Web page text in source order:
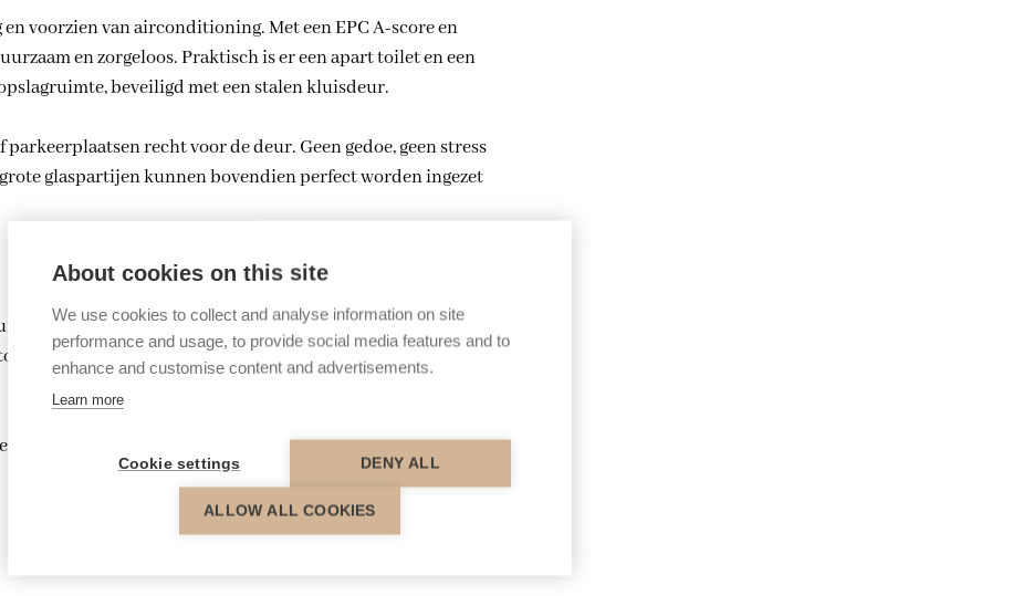
voorzien van airconditioning. Met een EPC A-score en
en zorgeloos. Praktisch is er een apart toilet en een
beveiligd met een stalen kluisdeur.
recht voor de deur. Geen gedoe, geen stress
glaspartijen kunnen bovendien perfect worden ingezet
is veel meer dan een werkplek. Het is een statement.
in Zoersel, ideaal voor ondernemers die kiezen
te tillen?
About cookies on this site
We use cookies to collect and analyse information on site
performance and usage, to provide social media features and to
enhance and customise content and advertisements.
Learn more
Cookie settings DENY ALL
ALLOW ALL COOKIES